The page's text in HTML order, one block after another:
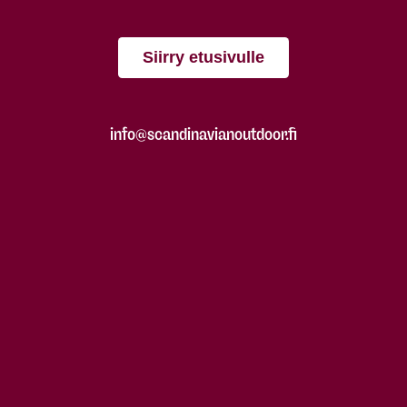
Siirry etusivulle
info@scandinavianoutdoor.fi